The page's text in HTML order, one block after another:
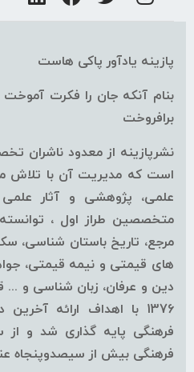
پازینه یادآور پاکی هاست
بنام آنکه جان را فکرت
برافروخت
نشرپازینه از معدود
است که مدیریت آن با تلاش
علمی، پژوهشی و آثار
متخصصین طراز اول ،
مرجع، تاریخ باستان شناسی،
های قیمتی و نیمه قیمتی،
دین و عرفان، زبان شناسی و ...
1376 با اهداف ارائه
فرهنگی بیش از سیصدوپنجاه